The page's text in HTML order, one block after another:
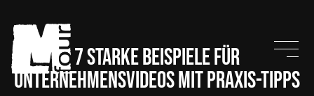
7 starke Beispiele für
Unternehmensvideos mit Praxis-Tipps